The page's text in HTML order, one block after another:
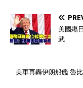
400防空导弹，“击落了
巴基斯坦空军的战斗机
架预警机，按照印度空
谋长辛格的意思，在空
只有歼-10CE和JF-17
美國殤
武
美軍再轟伊朗船艦 魯